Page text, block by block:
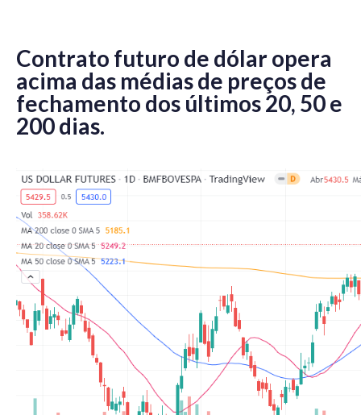
Contrato futuro de dólar opera
acima das médias de preços de
fechamento dos últimos 20, 50 e
200 dias.